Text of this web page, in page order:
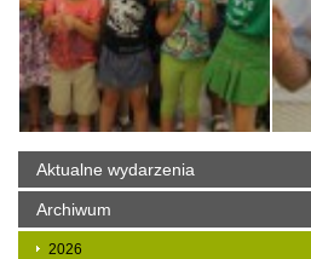
Aktualne wydarzenia
Archiwum
2026